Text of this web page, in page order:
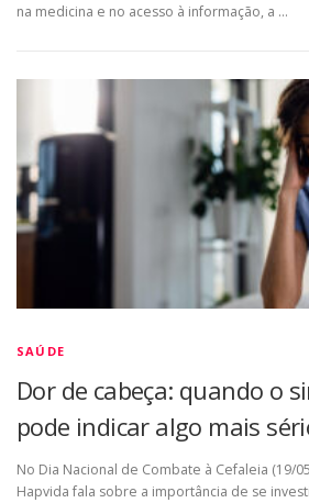
na medicina e no acesso à informação, a …
SAÚDE
Dor de cabeça: quando o
pode indicar algo mais
No Dia Nacional de Combate à Cefaleia (19/
Hapvida fala sobre a importância de se